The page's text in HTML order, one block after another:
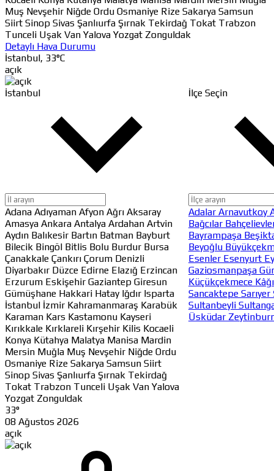
Muş Nevşehir Niğde Ordu Osmaniye Rize Sakarya Samsun
Siirt Sinop Sivas Şanlıurfa Şırnak Tekirdağ Tokat Trabzon
Tunceli Uşak Van Yalova Yozgat Zonguldak
Detaylı Hava Durumu
İstanbul, 33°C
açık
İstanbul
Adana Adıyaman Afyon Ağrı Aksaray
Amasya Ankara Antalya Ardahan Artvin
Aydın Balıkesir Bartın Batman Bayburt
Bilecik Bingöl Bitlis Bolu Burdur Bursa
Çanakkale Çankırı Çorum Denizli
Diyarbakır Düzce Edirne Elazığ Erzincan
Erzurum Eskişehir Gaziantep Giresun
Gümüşhane Hakkari Hatay Iğdır Isparta
İstanbul İzmir Kahramanmaraş Karabük
Karaman Kars Kastamonu Kayseri
Kırıkkale Kırklareli Kırşehir Kilis Kocaeli
Konya Kütahya Malatya Manisa Mardin
Mersin Muğla Muş Nevşehir Niğde Ordu
Osmaniye Rize Sakarya Samsun Siirt
Sinop Sivas Şanlıurfa Şırnak Tekirdağ
Tokat Trabzon Tunceli Uşak Van Yalova
Yozgat Zonguldak
İlçe Seçin
Adalar Arnavutkoy
Bağcılar
Bayrampaşa
Beyoğlu
Esenler Esenyurt
Gaziosmanpaşa
Küçükçekmece
Sancaktepe Sarıyer
Sultanbeyli
Üsküdar
33°
08 Ağustos 2026
açık